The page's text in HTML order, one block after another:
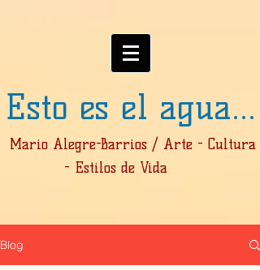
Esto es el agua...
Mario Alegre-Barrios / Arte - Cultura
- Estilos de Vida
Blog